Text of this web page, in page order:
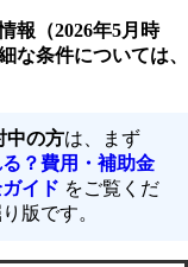
池なし）
併用
点
電気代）の削減に直
報（2026年5月時
な条件については、
中の方は、まず
る？費用・補助金
イド をご覧くだ
版です。